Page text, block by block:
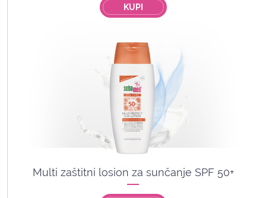
KUPI
Multi zaštitni losion za sunčanje SPF 50+